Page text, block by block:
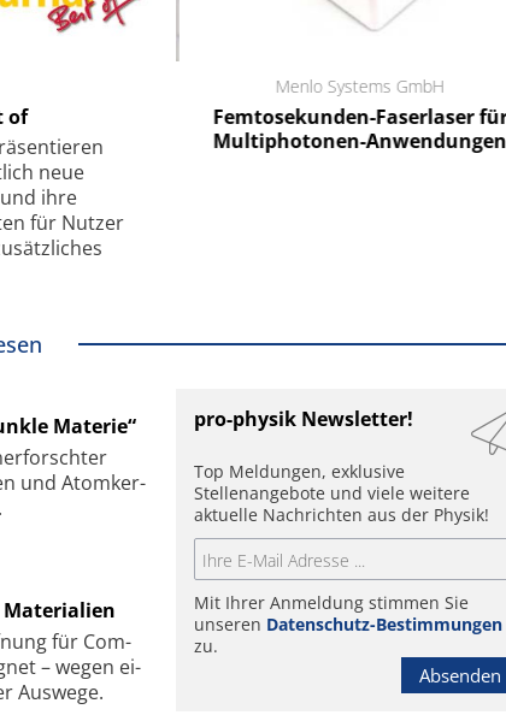
of
neue
ihre
für Nutzer
auf
Raum
Menlo Systems GmbH
Femtosekunden-Faserlaser für
Multiphotonen-Anwendungen
Materie“
und Atom­ker­
für Com­
– we­gen ei­
Aus­we­ge.
pro-physik Newsletter!
Top Meldungen, exklusive
Stellenangebote und viele weitere
aktuelle Nachrichten aus der Physik!
Mit Ihrer Anmeldung stimmen Sie
unseren Datenschutz-Bestimmungen
zu.
Absenden